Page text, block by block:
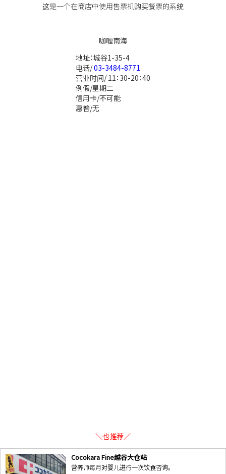
这是一个在商店中使用售票机购买餐票的系统
咖喱南海
地址：城谷1-35-4
电话/03-3484-8771
营业时间/ 11：30-20：40
例假/星期二
信用卡/不可能
惠普/无
＼也推荐／
Cocokara Fine越谷大仓站
营养师每月对婴儿进行一次饮食咨询。